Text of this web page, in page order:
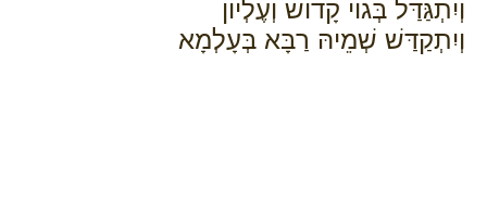
וְיִתְגַּדַּל בְּגֹוי קָדֹושׁ וְעֶלְיֹון
וְיִתְקַדַּשׁ שְׁמֵיהּ רַבָּא בְּעָלְמָא